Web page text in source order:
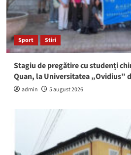
Sport Stiri
Stagiu de pregătire cu studenți
Quan, la Universitatea „Ovidius”
admin 5 august 2026